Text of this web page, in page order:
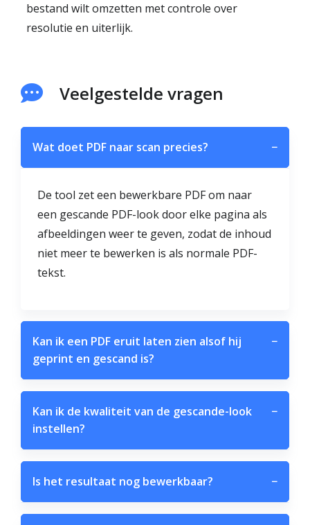
bestand wilt omzetten met controle over
resolutie en uiterlijk.
Veelgestelde vragen
Wat doet PDF naar scan precies? −
De tool zet een bewerkbare PDF om naar
een gescande PDF-look door elke pagina als
afbeeldingen weer te geven, zodat de inhoud
niet meer te bewerken is als normale PDF-
tekst.
Kan ik een PDF eruit laten zien alsof hij
geprint en gescand is?
−
Kan ik de kwaliteit van de gescande-look
instellen?
−
Is het resultaat nog bewerkbaar? −